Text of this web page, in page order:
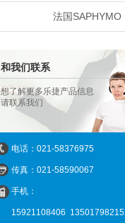
法国SAPHYMO
和我们联系
想了解更多乐捷产品信息
请联系我们
电话：021-58376975
传真：021-58590067
手机：
15921108406 13501798215